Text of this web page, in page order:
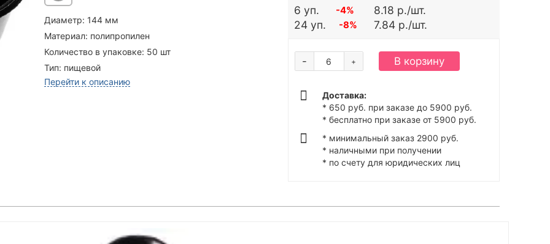
Диаметр: 144 мм
Материал: полипропилен
Количество в упаковке: 50 шт
Тип: пищевой
Перейти к описанию
6 уп. -4%
8.18 р./шт.
24 уп.
-8% 7.84 р./шт.
+
- В корзину
Доставка:
* 650 руб. при заказе до 5900 руб.
* бесплатно при заказе от 5900 руб.
* минимальный заказ 2900 руб.
* наличными при получении
* по счету для юридических лиц